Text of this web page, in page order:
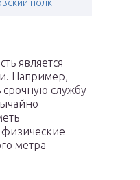
полк
является
Например,
службу
метра